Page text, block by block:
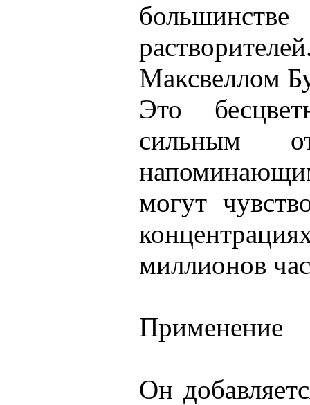
Максвеллом
Это
сильным
могут
миллионов
Применение
Он